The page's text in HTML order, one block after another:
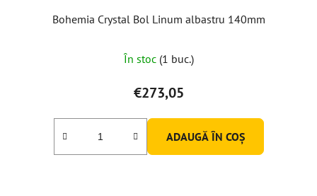
Bohemia Crystal Bol Linum albastru 140mm
În stoc (1 buc.)
€273,05
ADAUGĂ ÎN COŞ